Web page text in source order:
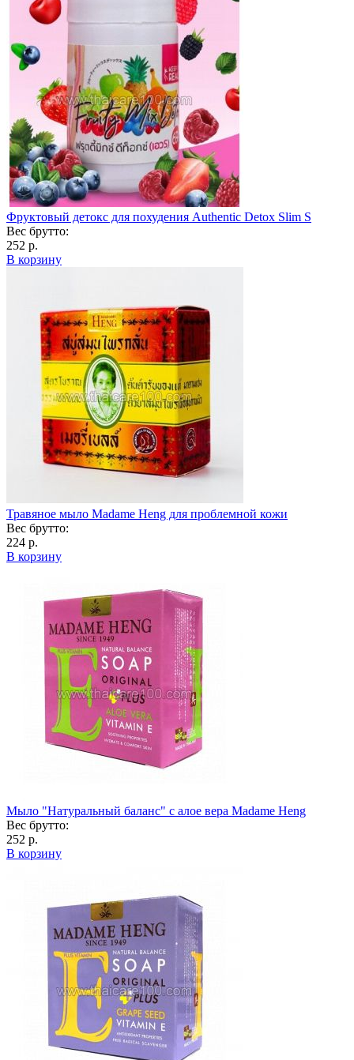
Фруктовый детокс для похудения Authentic Detox Slim S
Вес брутто:
252 р.
В корзину
Травяное мыло Madame Heng для проблемной кожи
Вес брутто:
224 р.
В корзину
Мыло "Натуральный баланс" с алое вера Madame Heng
Вес брутто:
252 р.
В корзину